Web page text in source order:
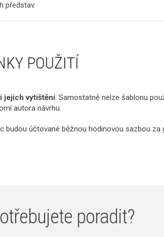
představ.
POUŽITÍ
jejich vytištění. Samostatně nelze šablonu
autora návrhu.
budou účtované běžnou hodinovou sazbou za
poradit?